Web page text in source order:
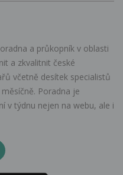
a průkopník v oblasti
a zkvalitnit české
včetně desítek specialistů
Poradna je
v týdnu nejen na webu, ale i